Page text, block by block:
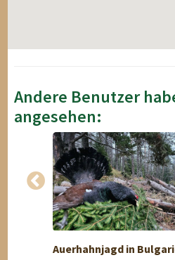
Andere Benutzer
angesehen:
Auerhahnjagd in